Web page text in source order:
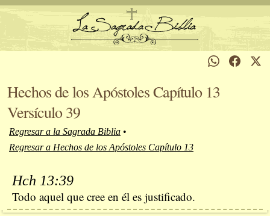
Hechos de los Apóstoles Capítulo 13
Versículo 39
Regresar a la Sagrada Biblia •
Regresar a Hechos de los Apóstoles Capítulo 13
Hch 13:39
Todo aquel que cree en él es justificado.